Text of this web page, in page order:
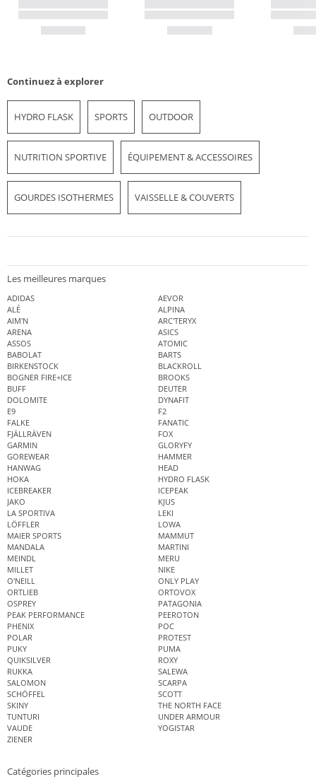
Continuez à explorer
HYDRO FLASK SPORTS OUTDOOR
NUTRITION SPORTIVE ÉQUIPEMENT & ACCESSOIRES
GOURDES ISOTHERMES VAISSELLE & COUVERTS
Les meilleures marques
ADIDAS
AEVOR
ALÉ
ALPINA
AIM'N
ARC'TERYX
ARENA
ASICS
ASSOS
ATOMIC
BABOLAT
BARTS
BIRKENSTOCK
BLACKROLL
BOGNER FIRE+ICE
BROOKS
BUFF
DEUTER
DOLOMITE
DYNAFIT
E9
F2
FALKE
FANATIC
FJÄLLRÄVEN
FOX
GARMIN
GLORYFY
GOREWEAR
HAMMER
HANWAG
HEAD
HOKA
HYDRO FLASK
ICEBREAKER
ICEPEAK
JAKO
KJUS
LA SPORTIVA
LEKI
LÖFFLER
LOWA
MAIER SPORTS
MAMMUT
MANDALA
MARTINI
MEINDL
MERU
MILLET
NIKE
O'NEILL
ONLY PLAY
ORTLIEB
ORTOVOX
OSPREY
PATAGONIA
PEAK PERFORMANCE
PEEROTON
PHENIX
POC
POLAR
PROTEST
PUKY
PUMA
QUIKSILVER
ROXY
RUKKA
SALEWA
SALOMON
SCARPA
SCHÖFFEL
SCOTT
SKINY
THE NORTH FACE
TUNTURI
UNDER ARMOUR
VAUDE
YOGISTAR
ZIENER
Catégories principales